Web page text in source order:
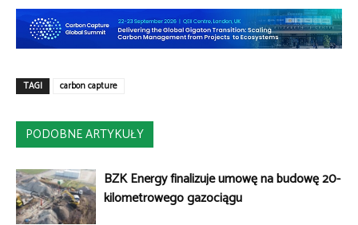
TAGI carbon capture
PODOBNE ARTYKUŁY
BZK Energy finalizuje umowę na budowę 20-
kilometrowego gazociągu